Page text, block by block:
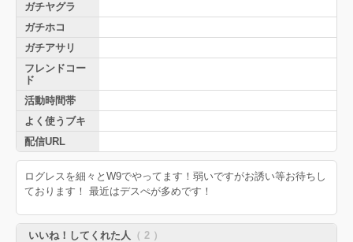
ガチヤグラ
ガチホコ
ガチアサリ
フレンドコー
ド
活動時間帯
よく使うブキ
配信URL
ログレスを細々とW9でやってます！弱いですがお誘い等お待ちし
ております！ 最近はデスぺが多めです！
いいね！してくれた人 （ 2 ）